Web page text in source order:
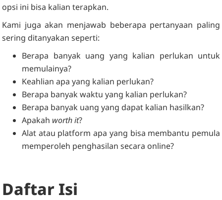
opsi ini bisa kalian terapkan.
Kami juga akan menjawab beberapa pertanyaan paling
sering ditanyakan seperti:
Berapa banyak uang yang kalian perlukan untuk
memulainya?
Keahlian apa yang kalian perlukan?
Berapa banyak waktu yang kalian perlukan?
Berapa banyak uang yang dapat kalian hasilkan?
Apakah worth it?
Alat atau platform apa yang bisa membantu pemula
memperoleh penghasilan secara online?
Daftar Isi